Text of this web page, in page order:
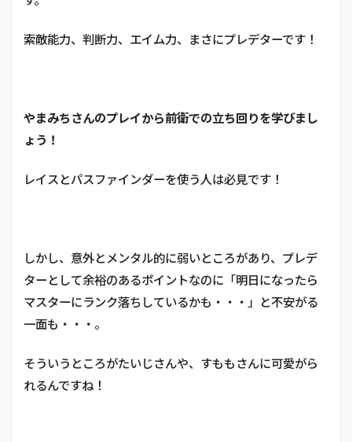
6.5
6.6
森永
千才
6.7
ハザ
ー
ド）
索敵能力、判断力、エイム力、まさにプレデターです！
やまみちさんのプレイから前衛での立ち回りを学びまし
ょう！
レイスとパスファインダーを使う人は必見です！
しかし、意外とメンタル的に弱いところがあり、プレデ
ターとして余裕のあるポイントなのに「明日になったら
マスターにランク落ちしているかも・・・」と不安がる
一面も・・・。
そういうところがたいじさんや、すももさんに可愛がら
れるんですね！